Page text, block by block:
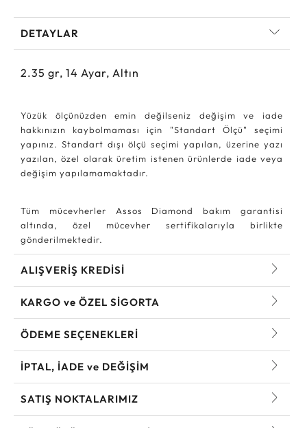
DETAYLAR
2.35 gr, 14 Ayar, Altın
Yüzük ölçünüzden emin değilseniz değişim ve iade
hakkınızın kaybolmaması için "Standart Ölçü" seçimi
yapınız. Standart dışı ölçü seçimi yapılan, üzerine yazı
yazılan, özel olarak üretim istenen ürünlerde iade veya
değişim yapılamamaktadır.
Tüm mücevherler Assos Diamond bakım garantisi
altında, özel mücevher sertifikalarıyla birlikte
gönderilmektedir.
ALIŞVERİŞ KREDİSİ
KARGO ve ÖZEL SİGORTA
ÖDEME SEÇENEKLERİ
İPTAL, İADE ve DEĞİŞİM
SATIŞ NOKTALARIMIZ